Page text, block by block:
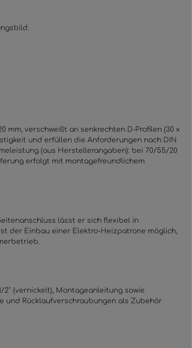
verschweißt an senkrechten D-Profilen (30 x
und erfüllen die Anforderungen nach DIN
(aus Herstellerangaben): bei 70/55/20
erfolgt mit montagefreundlichem
lässt er sich flexibel in
der Einbau einer Elektro-Heizpatrone möglich,
(vernickelt), Montageanleitung sowie
und Rücklaufverschraubungen als Zubehör